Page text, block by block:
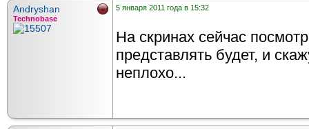
Andryshan
Technobase
5 января 2011 года в 15:32
На скринах сейчас
представлять будет, и
неплохо...